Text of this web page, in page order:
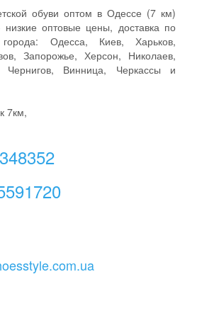
обуви оптом в Одессе (7 км)
оптовые цены, доставка по
Одесса, Киев, Харьков,
Запорожье, Херсон, Николаев,
Винница, Черкассы и
7км,